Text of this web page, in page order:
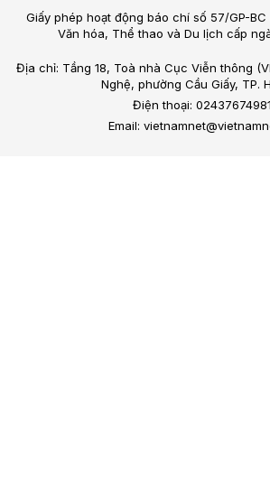
Giấy phép hoạt động báo chí số 57/GP-
Văn hóa, Thể thao và Du lịch cấp
Địa chỉ: Tầng 18, Toà nhà Cục Viễn thông
Nghệ, phường Cầu Giấy, TP.
Điện thoại: 02437674981
Email: